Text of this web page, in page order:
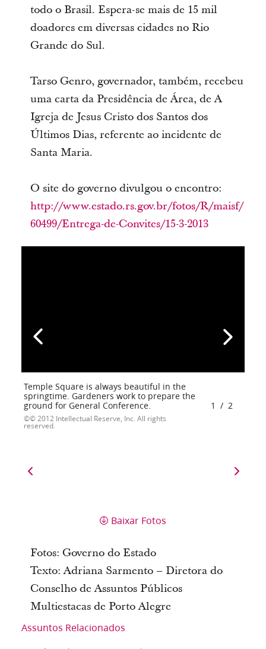
todo o Brasil. Espera-se mais de 15 mil
doadores em diversas cidades no Rio
Grande do Sul.
Tarso Genro, governador, também, recebeu
uma carta da Presidência de Área, de A
Igreja de Jesus Cristo dos Santos dos
Últimos Dias, referente ao incidente de
Santa Maria.
O site do governo divulgou o encontro:
http://www.estado.rs.gov.br/fotos/R/maisf/
60499/Entrega-de-Convites/15-3-2013
Temple Square is always beautiful in the
springtime. Gardeners work to prepare the
ground for General Conference.
© 2012 Intellectual Reserve, Inc. All rights
reserved.
1 / 2
Baixar Fotos
Fotos: Governo do Estado
Texto: Adriana Sarmento – Diretora do
Conselho de Assuntos Públicos
Multiestacas de Porto Alegre
Assuntos Relacionados